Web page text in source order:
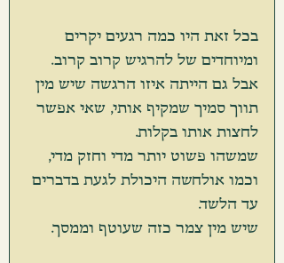
בכל זאת היו כמה רגעים יקרים
ומיוחדים של להרגיש קרוב קרוב.
אבל גם הייתה איזו הרגשה שיש מין
תווך סמיך שמקיף אותי, שאי אפשר
לחצות אותו בקלות.
שמשהו פשוט יותר מדי וחזק מדי,
וכמו אולחשה היכולת לגעת בדברים
עד הלשד.
שיש מין צמר כזה שעוטף וממסך.